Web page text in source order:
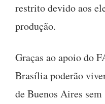
restrito devido aos
produção.
Graças ao apoio do
Brasília poderão
de Buenos Aires